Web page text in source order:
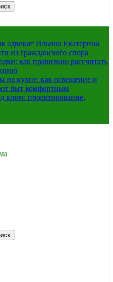
адвокат Ильина Екатерина
из гражданского спора
как правильно рассчитать
на кухне: как освещение и
быт комфортным
ключ: проектирование,